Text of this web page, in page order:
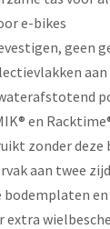
e-bikes
geen
en
zonder deze
aan twee
bodemplaten
extra